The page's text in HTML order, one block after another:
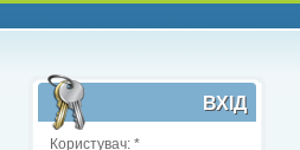
ВХІД
Користувач: *